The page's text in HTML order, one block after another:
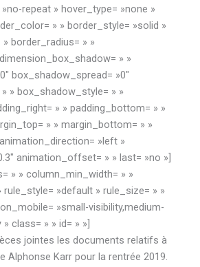
repeat » hover_type= »none »
» » border_style= »solid »
border_radius= » »
» »
box_shadow_spread= »0″
» box_shadow_style= » »
» » padding_bottom= » »
» » margin_bottom= » »
»left »
animation_offset= » » last= »no »]
» » column_min_width= » »
»default » rule_size= » »
»small-visibility,medium-
class= » » id= » »]
jointes les documents relatifs à
Alphonse Karr pour la rentrée 2019.